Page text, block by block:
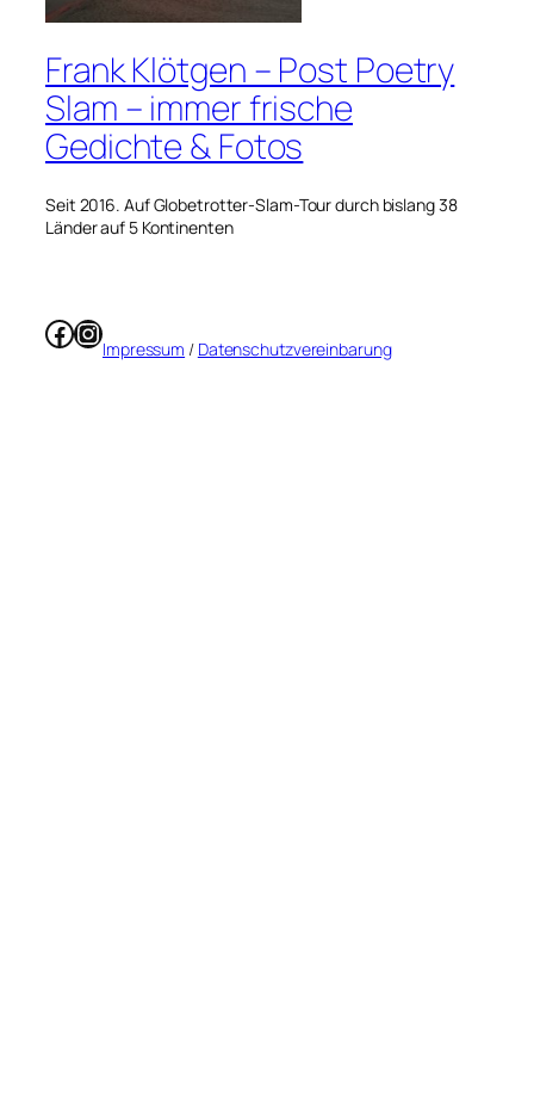
Frank Klötgen – Post Poetry
Slam – immer frische
Gedichte & Fotos
Seit 2016. Auf Globetrotter-Slam-Tour durch bislang 38
Länder auf 5 Kontinenten
Facebook
Instagram
Impressum / Datenschutzvereinbarung